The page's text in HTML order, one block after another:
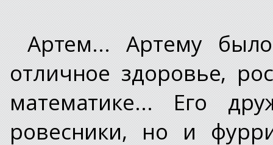
Артем... Артему
отличное здоровье,
математике... Его
ровесники, но и